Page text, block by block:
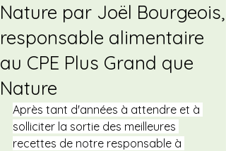
Nature par Joël Bourgeois,
responsable alimentaire
au CPE Plus Grand que
Nature
Après tant d'années à attendre et à
solliciter la sortie des meilleures
recettes de notre responsable à